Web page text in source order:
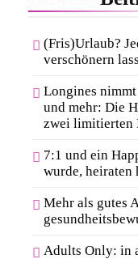
(Fris)Urlaub?
verschönern
Longines
und mehr: Die
zwei limitierten
7:1 und ein
wurde, heiraten
Mehr als gutes
Adults Only: in